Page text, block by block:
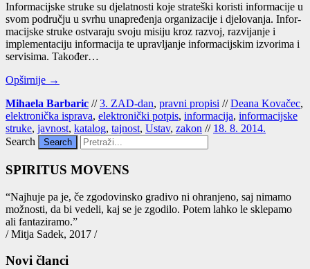
Infor­ma­cij­ske stru­ke su dje­lat­nos­ti koje stra­te­ški koris­ti infor­ma­ci­je u
svom podru­čju u svr­hu una­pre­đe­nja orga­ni­za­ci­je i dje­lo­va­nja. Infor­
ma­cij­ske stru­ke ostva­ra­ju svo­ju misi­ju kroz razvoj, razvi­ja­nje i
imple­men­ta­ci­ju infor­ma­ci­ja te uprav­lja­nje infor­ma­cij­skim izvo­ri­ma i
ser­vi­si­ma. Tako­đer…
Opširnije →
Mihaela Barbaric // 3. ZAD-dan, pravni propisi // Deana Kovačec,
elektronička isprava, elektronički potpis, informacija, informacijske
struke, javnost, katalog, tajnost, Ustav, zakon // 18. 8. 2014.
Search
SPIRITUS MOVENS
“Naj­hu­je pa je, če zgo­do­vin­sko gra­di­vo ni ohra­nje­no, saj nima­mo
mož­nos­ti, da bi vede­li, kaj se je zgo­di­lo. Potem lah­ko le skle­pa­mo
ali fan­ta­zi­ra­mo.”
/ Mitja Sadek, 2017 /
Novi članci